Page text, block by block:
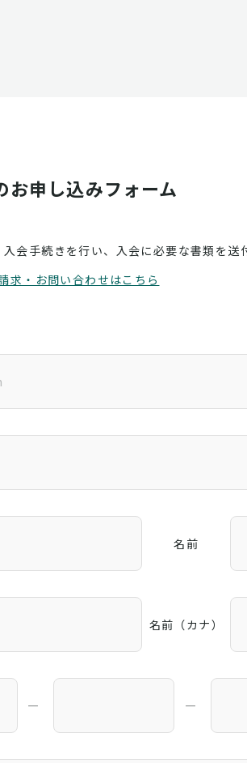
お申し込みフォーム
会手続きを行い、入会に必要な書類を送
求・お問い合わせはこちら
名前
名前（カナ）
― ―